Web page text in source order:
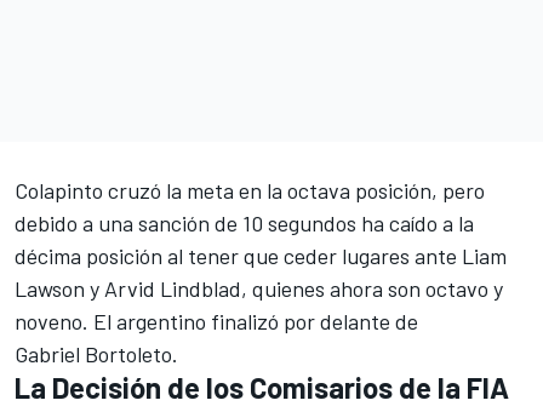
Colapinto cruzó la meta en la octava posición, pero
debido a una sanción de 10 segundos ha caído a la
décima posición al tener que ceder lugares ante Liam
Lawson y Arvid Lindblad, quienes ahora son octavo y
noveno. El argentino finalizó por delante de
Gabriel Bortoleto.
La Decisión de los Comisarios de la FIA